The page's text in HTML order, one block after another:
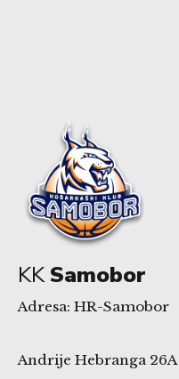
KKSamobor
Adresa: HR-Samobor
Andrije Hebranga 26A